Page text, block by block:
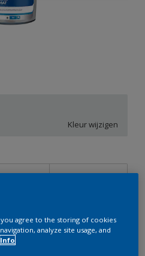
Kleur wijzigen
5 L 10 L
Bereken
you agree to the storing of cookies
analyze site usage, and
Info